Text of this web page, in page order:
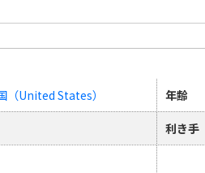
（United States） 年齢
利き手